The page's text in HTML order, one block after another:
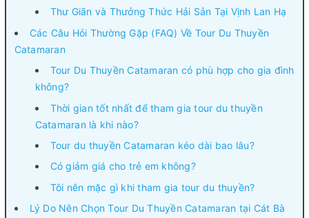
Thư Giãn và Thưởng Thức Hải Sản Tại Vịnh Lan Hạ
Các Câu Hỏi Thường Gặp (FAQ) Về Tour Du Thuyền
Catamaran
Tour Du Thuyền Catamaran có phù hợp cho gia đình
không?
Thời gian tốt nhất để tham gia tour du thuyền
Catamaran là khi nào?
Tour du thuyền Catamaran kéo dài bao lâu?
Có giảm giá cho trẻ em không?
Tôi nên mặc gì khi tham gia tour du thuyền?
Lý Do Nên Chọn Tour Du Thuyền Catamaran tại Cát Bà